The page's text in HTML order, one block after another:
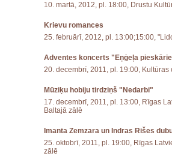
10. martā, 2012, pl. 18:00, Drustu
Krievu romances
25. februārī, 2012, pl. 13:00;15:00,
Adventes koncerts "Eņģeļa
20. decembrī, 2011, pl. 19:00, Kultūras
Mūziķu hobiju tirdziņš "Nedarbi"
17. decembrī, 2011, pl. 13:00, Rīgas
Baltajā zālē
Imanta Zemzara un Indras Rišes
25. oktobrī, 2011, pl. 19:00, Rīgas
zālē